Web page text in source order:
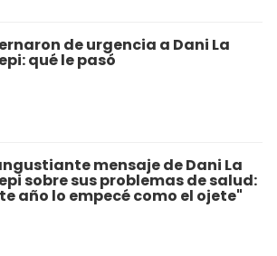
de urgencia a Dani La
qué le pasó
mensaje de Dani La
sobre sus problemas de salud:
año lo empecé como el ojete"